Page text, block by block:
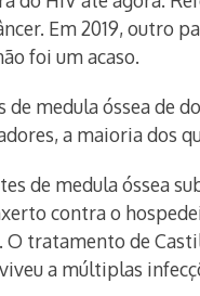
Em 2019,
foi um acaso.
medula óssea de
a maioria dos
de medula óssea
contra o
tratamento de
a múltiplas